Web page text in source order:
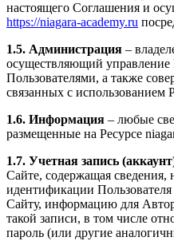
настоящего Соглашения и
https://niagara-academy.ru
1.5. Администрация –
осуществляющий управление
Пользователями, а также
связанных с использованием
1.6. Информация – любые
размещенные на Ресурсе
1.7. Учетная запись
Сайте, содержащая сведения,
идентификации
Сайту, информацию для
такой записи, в том числе
пароль (или другие